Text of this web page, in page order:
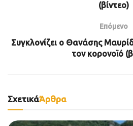
(βίντεο)
Επόμενο
Συγκλονίζει ο Θανάσης
τον κορονοϊό
ΣχετικάΆρθρα